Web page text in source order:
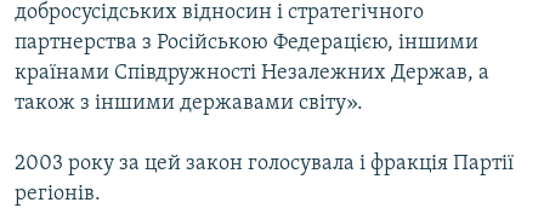
добросусідських відносин і стратегічного
партнерства з Російською Федерацією, іншими
країнами Співдружності Незалежних Держав, а
також з іншими державами світу».
2003 року за цей закон голосувала і фракція Партії
регіонів.